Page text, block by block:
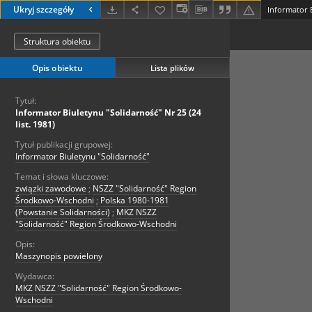
Ukryj szczegóły
Struktura obiektu
Opis obiektu Lista plików
Tytuł:
Informator Biuletynu "Solidarność" Nr 25 (24
list. 1981)
Tytuł publikacji grupowej:
Informator Biuletynu "Solidarność"
Temat i słowa kluczowe:
związki zawodowe ; NSZZ "Solidarność" Region
Środkowo-Wschodni ; Polska 1980-1981
(Powstanie Solidarności) ; MKZ NSZZ
"Solidarność" Region Środkowo-Wschodni
Opis:
Maszynopis powielony
Wydawca:
MKZ NSZZ "Solidarność" Region Środkowo-
Wschodni